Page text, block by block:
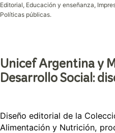
Editorial, Educación y enseñanza,
Políticas públicas.
Unicef Argentina y
Desarrollo Social:
Diseño editorial de la
Alimentación y Nutrición,